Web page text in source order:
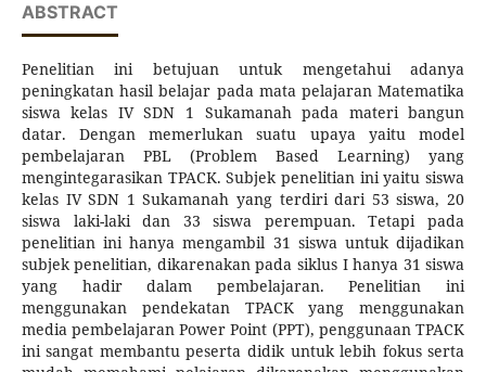
ABSTRACT
Penelitian ini betujuan untuk mengetahui adanya
peningkatan hasil belajar pada mata pelajaran Matematika
siswa kelas IV SDN 1 Sukamanah pada materi bangun
datar. Dengan memerlukan suatu upaya yaitu model
pembelajaran PBL (Problem Based Learning) yang
mengintegarasikan TPACK. Subjek penelitian ini yaitu siswa
kelas IV SDN 1 Sukamanah yang terdiri dari 53 siswa, 20
siswa laki-laki dan 33 siswa perempuan. Tetapi pada
penelitian ini hanya mengambil 31 siswa untuk dijadikan
subjek penelitian, dikarenakan pada siklus I hanya 31 siswa
yang hadir dalam pembelajaran. Penelitian ini
menggunakan pendekatan TPACK yang menggunakan
media pembelajaran Power Point (PPT), penggunaan TPACK
ini sangat membantu peserta didik untuk lebih fokus serta